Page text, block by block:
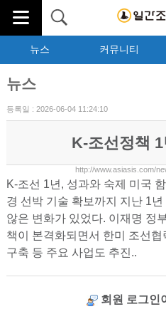
뉴스 커뮤니티
뉴스
등록일 : 2026-06-04 11:24:10
K-조선정책
http://www.asiasis.com/
K-조선 1년, 성과와 숙제 미국
경 선박 기술 확보까지 지난 1
않은 변화가 있었다. 이재명 정
책이 본격화되면서 한미 조선
구축 등 주요 사업도 추진..
회원 로그인